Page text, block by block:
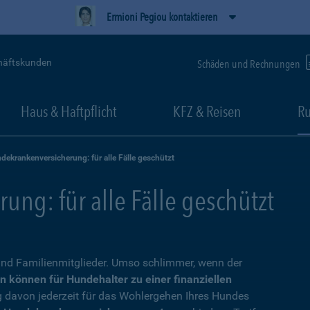
Ermioni Pegiou kontaktieren
Schäden und Rechnungen
Haus & Haftpflicht KFZ & Reisen
für alle Fälle geschützt
für alle Fälle geschützt
Familienmitglieder. Umso schlimmer, wenn der
können für Hundehalter zu einer finanziellen
jederzeit für das Wohlergehen Ihres Hundes